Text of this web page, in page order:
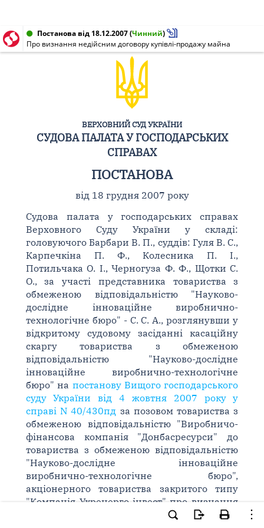
Постанова від 18.12.2007(Чинний)
Про визнання недійсним договору купівлі-продажу майна
ВЕРХОВНИЙ СУД УКРАЇНИ
СУДОВА ПАЛАТА У ГОСПОДАРСЬКИХ
СПРАВАХ
ПОСТАНОВА
від 18 грудня 2007 року
Судова палата у господарських справах
Верховного Суду України у складі:
головуючого Барбари В. П., суддів: Гуля В. С.,
Карпечкіна П. Ф., Колесника П. І.,
Потильчака О. І., Черногуза Ф. Ф., Щотки С.
О., за участі представника товариства з
обмеженою відповідальністю "Науково-
дослідне інноваційне виробнично-
технологічне бюро" - С. С. А., розглянувши у
відкритому судовому засіданні касаційну
скаргу товариства з обмеженою
відповідальністю "Науково-дослідне
інноваційне виробнично-технологічне
бюро" на постанову Вищого господарського
суду України від 4 жовтня 2007 року у
справі N 40/430пд за позовом товариства з
обмеженою відповідальністю "Виробничо-
фінансова компанія "Донбасресурси" до
товариства з обмеженою відповідальністю
"Науково-дослідне інноваційне
виробнично-технологічне бюро",
акціонерного товариства закритого типу
"Компанія Укренерго-інвест" про визнання
встановила